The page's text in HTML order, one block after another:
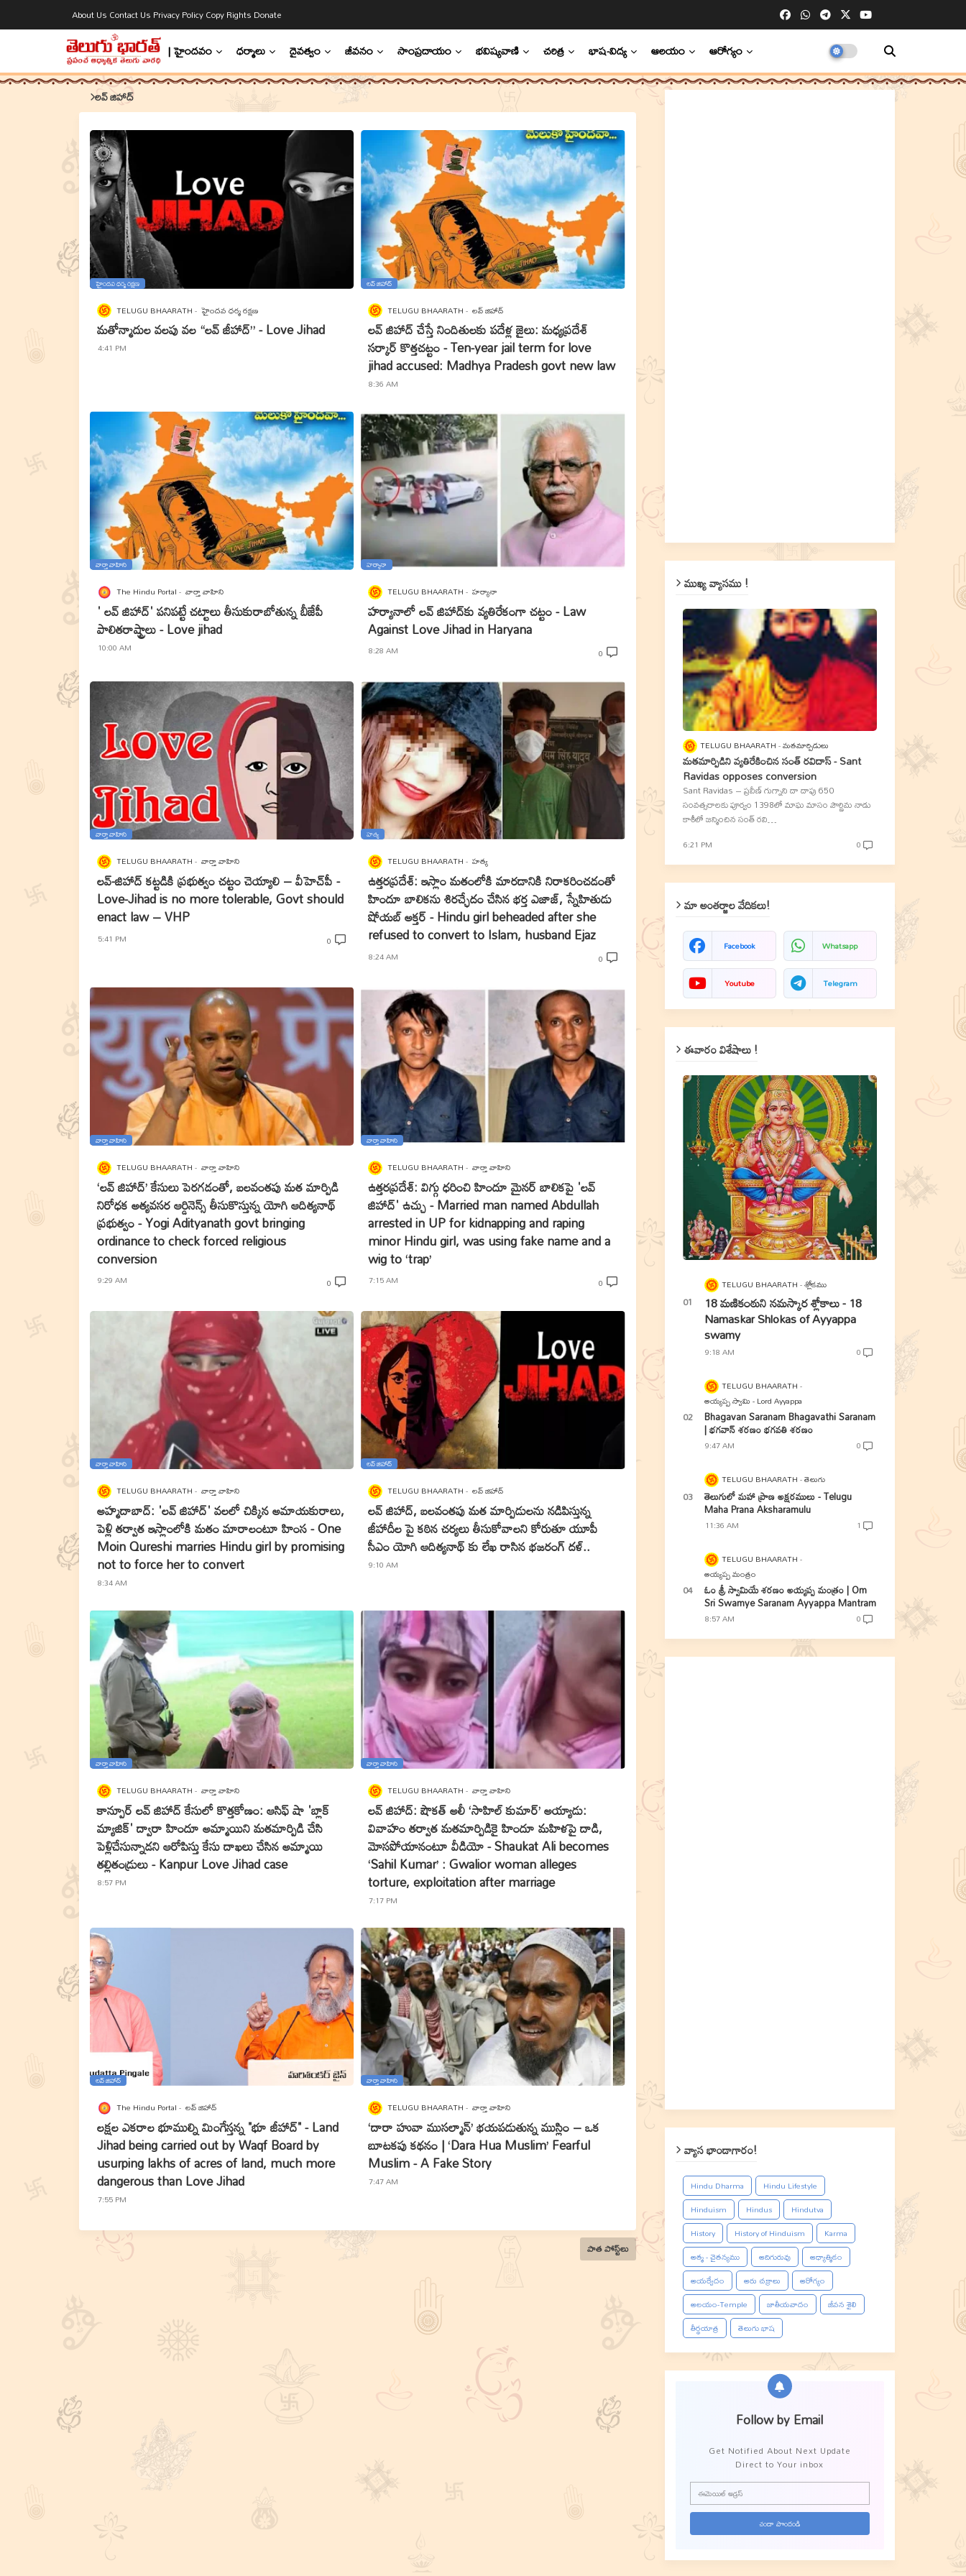
About Us Contact Us Privacy PolicyCopy Rights Donate
| హైందవం ధర్మాలు దైవత్వం జీవనం సాంప్రదాయం భవిష్యవాణి చరిత్ర భాష-విద్య ఆలయం ఆరోగ్యం
లవ్‌ జిహాద్
హైందవ ధర్మ రక్షణ
TELUGU BHAARATH హైందవ ధర్మ రక్షణ
మతోన్మాదుల వలపు వల “లవ్ జీహాద్” - Love Jihad
4:41 PM
లవ్‌ జిహాద్
TELUGU BHAARATH లవ్‌ జిహాద్
లవ్ జిహాద్ చేస్తే నిందితులకు పదేళ్ల జైలు: మధ్యప్రదేశ్
సర్కార్ కొత్తచట్టం - Ten-year jail term for love
jihad accused: Madhya Pradesh govt new law
8:36 AM
వార్తా వాహిని
The Hindu Portal వార్తా వాహిని
' లవ్ జిహాద్' పనిపట్టే చట్టాలు తీసుకురాబోతున్న బీజేపీ
పాలితరాష్ట్రాలు - Love jihad
10:00 AM
హ‌ర్యానా
TELUGU BHAARATH హ‌ర్యానా
హ‌ర్యానాలో ల‌వ్ జిహాద్‌కు వ్య‌తిరేకంగా చ‌ట్టం - Law
Against Love Jihad in Haryana
8:28 AM 0
వార్తా వాహిని
TELUGU BHAARATH వార్తా వాహిని
లవ్-జిహాద్ కట్టడికి ప్రభుత్వం చట్టం చెయ్యాలి – వీహెచ్‌పీ -
Love-Jihad is no more tolerable, Govt should
enact law – VHP
5:41 PM 0
హత్య
TELUGU BHAARATH హత్య
ఉత్తరప్రదేశ్: ఇస్లాం మతంలోకి మారడానికి నిరాకరించడంతో
హిందూ బాలికను శిరచ్ఛేదం చేసిన భర్త ఎజాజ్, స్నేహితుడు
షోయబ్ అక్తర్ - Hindu girl beheaded after she
refused to convert to Islam, husband Ejaz
8:24 AM 0
వార్తా వాహిని
TELUGU BHAARATH వార్తా వాహిని
‘లవ్ జిహాద్’ కేసులు పెరగడంతో, బలవంతపు మత మార్పిడి
నిరోధక అత్యవసర ఆర్డినెన్స్ తీసుకొస్తున్న యోగి ఆదిత్యనాథ్
ప్రభుత్వం - Yogi Adityanath govt bringing
ordinance to check forced religious
conversion
9:29 AM 0
వార్తా వాహిని
TELUGU BHAARATH వార్తా వాహిని
ఉత్తరప్రదేశ్: విగ్గు ధరించి హిందూ మైనర్ బాలికపై 'లవ్
జిహాద్' ఉచ్చు - Married man named Abdullah
arrested in UP for kidnapping and raping
minor Hindu girl, was using fake name and a
wig to ‘trap’
7:15 AM 0
వార్తా వాహిని
TELUGU BHAARATH వార్తా వాహిని
అహ్మదాబాద్: 'లవ్ జిహాద్' వలలో చిక్కిన అమాయకురాలు,
పెళ్లి తర్వాత ఇస్లాంలోకి మతం మారాలంటూ హింస - One
Moin Qureshi marries Hindu girl by promising
not to force her to convert
8:34 AM
లవ్‌ జిహాద్
TELUGU BHAARATH లవ్‌ జిహాద్
లవ్ జిహాద్, బలవంతపు మత మార్పిడులను నడిపిస్తున్న
జీహాదీల పై కఠిన చర్యలు తీసుకోవాలని కోరుతూ యూపీ
సీఎం యోగి ఆదిత్యనాథ్ కు లేఖ రాసిన భజరంగ్ దళ్..
9:10 AM
వార్తా వాహిని
TELUGU BHAARATH వార్తా వాహిని
కాన్పూర్ లవ్ జిహాద్ కేసులో కొత్తకోణం: ఆసిఫ్ షా 'బ్లాక్
మ్యాజిక్' ద్వారా హిందూ అమ్మాయిని మతమార్పిడి చేసి
పెళ్లిచేసున్నాడని ఆరోపిస్తు కేసు దాఖలు చేసిన అమ్మాయి
తల్లితండ్రులు - Kanpur Love Jihad case
8:57 PM
వార్తా వాహిని
TELUGU BHAARATH వార్తా వాహిని
లవ్ జిహాద్: షౌకత్ అలీ ‘సాహిల్ కుమార్’ అయ్యాడు:
వివాహం తర్వాత మతమార్పిడికై హిందూ మహిళపై దాడి,
మోసపోయానంటూ వీడియో - Shaukat Ali becomes
‘Sahil Kumar’ : Gwalior woman alleges
torture, exploitation after marriage
7:17 PM
లవ్‌ జిహాద్
The Hindu Portal లవ్‌ జిహాద్
లక్షల ఎకరాల భూముల్ని మింగేస్తన్న "భూ జీహాద్" - Land
Jihad being carried out by Waqf Board by
usurping lakhs of acres of land, much more
dangerous than Love Jihad
7:55 PM
వార్తా వాహిని
TELUGU BHAARATH వార్తా వాహిని
‘దారా హువా ముసల్మాన్’ భయపడుతున్న ముస్లిం – ఒక
బూటకపు కథనం | ‘Dara Hua Muslim’ Fearful
Muslim - A Fake Story
7:47 AM
పాత పోస్ట్‌లు
ముఖ్య వ్యాసము !
TELUGU BHAARATH మతమార్పిడులు
మతమార్పిడిని వ్యతిరేకించిన సంత్‌ రవిదాస్‌ - Sant
Ravidas opposes conversion
Sant Ravidas – ప్రవీణ్‌ గుగ్నాని దా దాపు 650
సంవత్సరాలకు పూర్వం 1398లో మాఘ మాసం పౌర్ణిమ నాడు
కాశీలో జన్మించిన సంత్‌ రవి…
6:21 PM 0
మా అంతర్జాల వేదికలు!
Facebook Whatsapp
Youtube Telegram
ఈవారం విశేషాలు !
TELUGU BHAARATH శ్లోకము
18 మణికంఠుని నమస్కార శ్లోకాలు - 18
Namaskar Shlokas of Ayyappa
swamy
9:18 AM 0
TELUGU BHAARATH
అయ్యప్ప స్వామి - Lord Ayyappa
Bhagavan Saranam Bhagavathi Saranam
| భగవాన్ శరణం భగవతి శరణం
9:47 AM 0
TELUGU BHAARATH తెలుగు
తెలుగులో మహా ప్రాణ అక్షరములు - Telugu
Maha Prana Aksharamulu
11:36 AM 1
TELUGU BHAARATH
అయ్యప్ప మంత్రం
ఓం శ్రీ స్వామియే శరణం అయ్యప్ప మంత్రం | Om
Sri Swamye Saranam Ayyappa Mantram
8:57 AM 0
వ్యాస భాండాగారం!
Hindu Dharma
Hindu Lifestyle
Hinduism
Hindus
Hindutva
History
History of Hinduism
Karma
ఆత్మ - చైతన్యము
ఆదిగురువు
ఆధ్యాత్మికం
ఆయర్వేదం
ఆరు చక్రాలు
ఆరోగ్యం
ఆలయం-Temple
జాతీయవాదం
జీవన శైలి
తీర్థయాత్ర
తెలుగు భాష
Follow by Email
Get Notified About Next Update
Direct to Your inbox